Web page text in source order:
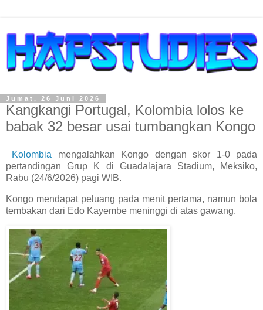
Jumat, 26 Juni 2026
Kangkangi Portugal, Kolombia lolos ke
babak 32 besar usai tumbangkan Kongo
Kolombia mengalahkan Kongo dengan skor 1-0 pada
pertandingan Grup K di Guadalajara Stadium, Meksiko,
Rabu (24/6/2026) pagi WIB.
Kongo mendapat peluang pada menit pertama, namun bola
tembakan dari Edo Kayembe meninggi di atas gawang.